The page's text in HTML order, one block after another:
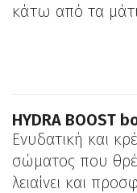
κάτω από τα
ΗYDRA BOOST
Ενυδατική και
σώματος που
λειαίνει και